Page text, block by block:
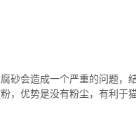
砂会造成一个严重的问题，
，优势是没有粉尘，有利